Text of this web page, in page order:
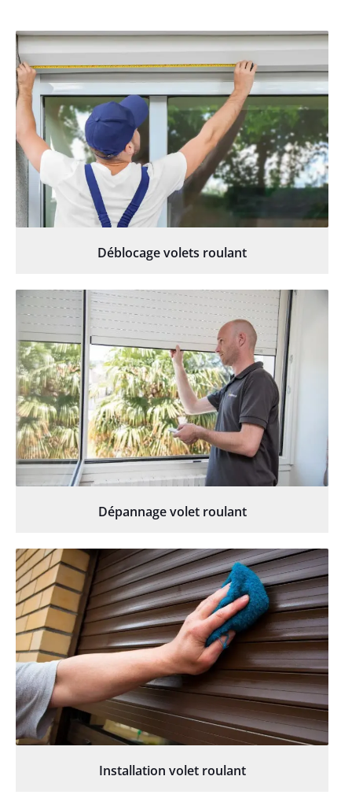
Déblocage volets roulant
Dépannage volet roulant
Installation volet roulant